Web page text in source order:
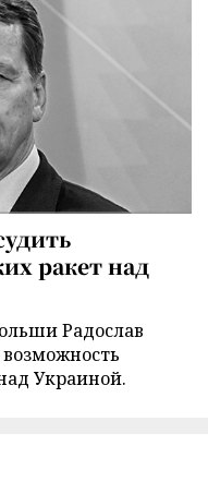
ракет над
Радослав
Украиной.